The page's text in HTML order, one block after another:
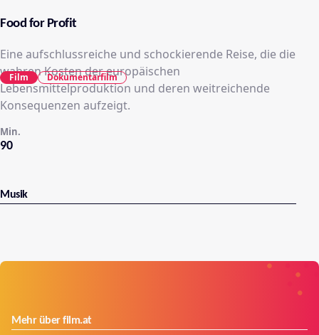
Food for Profit
Eine aufschlussreiche und schockierende Reise, die die
wahren Kosten der europäischen
Lebensmittelproduktion und deren weitreichende
Konsequenzen aufzeigt.
90
Min.
Film Dokumentarfilm
Musik
Mehr über film.at